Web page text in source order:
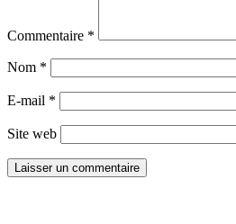
Commentaire *
Nom *
E-mail *
Site web